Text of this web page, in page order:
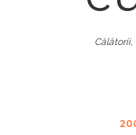
Călătorii,